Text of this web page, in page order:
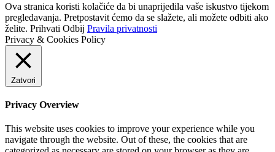
Ova stranica koristi kolačiće da bi unaprijedila vaše iskustvo tijekom
pregledavanja. Pretpostavit ćemo da se slažete, ali možete odbiti ako
želite. Prihvati Odbij Pravila privatnosti
Privacy & Cookies Policy
Zatvori
Privacy Overview
This website uses cookies to improve your experience while you
navigate through the website. Out of these, the cookies that are